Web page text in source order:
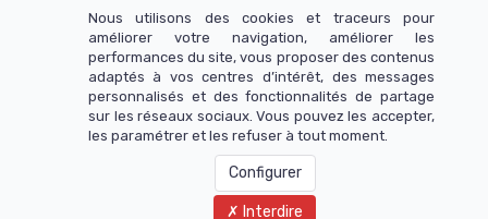
Nous utilisons des cookies et traceurs pour
améliorer votre navigation, améliorer les
performances du site, vous proposer des contenus
adaptés à vos centres d’intérêt, des messages
personnalisés et des fonctionnalités de partage
sur les réseaux sociaux. Vous pouvez les accepter,
les paramétrer et les refuser à tout moment.
Configurer
Interdire